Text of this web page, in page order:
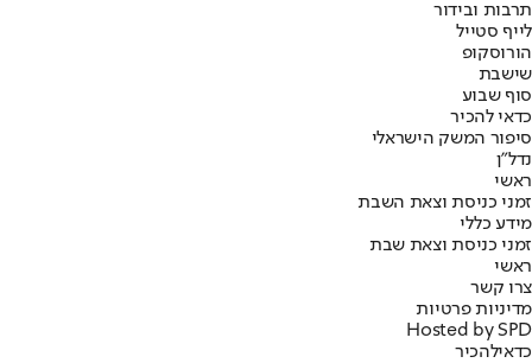
תרבות ובידור
לייף סטייל
הורוסקופ
שישבת
סוף שבוע
כדאי להכיר
סיפור המשק הישראלי
נדל"ן
ראשי
זמני כניסת וצאת השבת
מידע כללי
זמני כניסת וצאת שבת
ראשי
צרו קשר
מדיניות פרטיות
Hosted by SPD
כדאילהכיר